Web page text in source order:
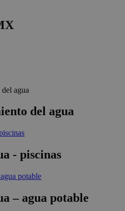
agua
del agua
- piscinas
potable
– agua potable